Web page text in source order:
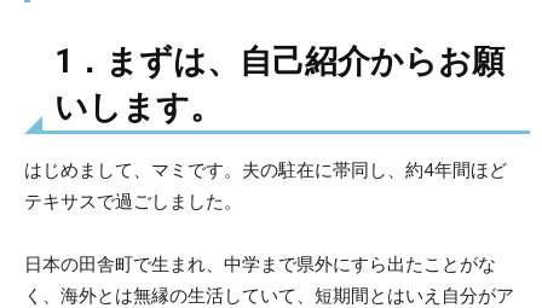
1．まずは、自己紹介からお願
いします。
はじめまして、マミです。夫の駐在に帯同し、約4年間ほど
テキサスで過ごしました。
日本の田舎町で生まれ、中学まで県外にすら出たことがな
く、海外とは無縁の生活していて、短期間とはいえ自分がア